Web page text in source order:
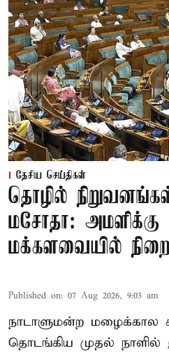
தேசிய செய்திகள்
தொழில்
மசோதா:
மக்களவையில்
Published on: 07 Aug 2026, 9:03 am
நாடாளுமன்ற மழைக்கால
தொடங்கிய முதல் நாளில்